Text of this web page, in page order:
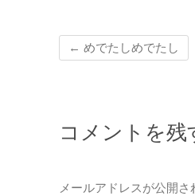
← めでたしめでたし
コメントを残
メールアドレスが公開